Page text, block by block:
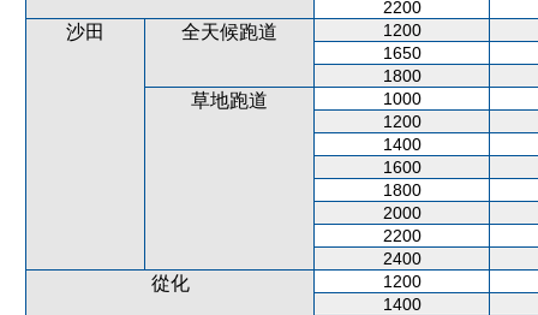
2200
沙田 全天候跑道
1200
1650
1800
草地跑道
1000
1200
1400
1600
1800
2000
2200
2400
從化
1200
1400